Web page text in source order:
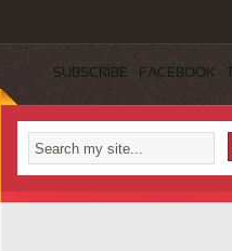
SUBSCRIBE FACEBOOK